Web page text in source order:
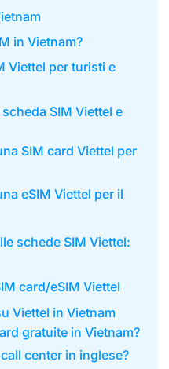
in Vietnam?
Viettel per turisti e
SIM Viettel e
SIM card Viettel per
eSIM Viettel per il
schede SIM Viettel:
card/eSIM Viettel
Viettel in Vietnam
gratuite in Vietnam?
center in inglese?